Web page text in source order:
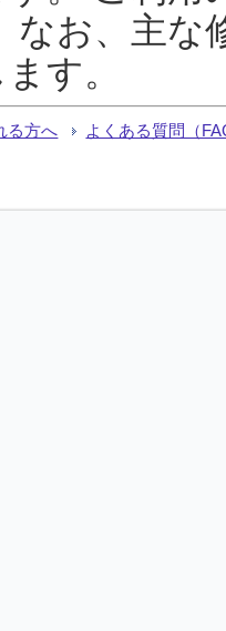
なお、主な
す。
る方へ よくある質問（